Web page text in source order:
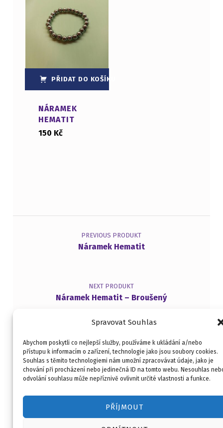
Spravovat Souhlas
Abychom poskytli co nejlepší služby, používáme k ukládání a/nebo
přístupu k informacím o zařízení, technologie jako jsou soubory cookies.
Souhlas s těmito technologiemi nám umožní zpracovávat údaje, jako je
chování při procházení nebo jedinečná ID na tomto webu. Nesouhlas
odvolání souhlasu může nepříznivě ovlivnit určité vlastnosti a funkce.
PŘÍJMOUT
PŘIDAT DO KOŠÍKU
NÁRAMEK
HEMATIT
150 Kč
Navigace pro příspěvek
PREVIOUS PRODUKT
Náramek Hematit
NEXT PRODUKT
Náramek Hematit – Broušený
Kontakt
Obchodní podmínky
O mně
Merlin Kouč